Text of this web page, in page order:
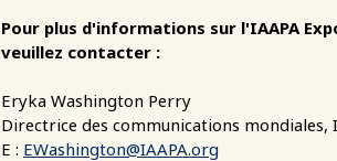
Pour plus d'informations sur l'IAAPA
veuillez contacter :
Eryka Washington Perry
Directrice des communications mondiales,
E : EWashington@IAAPA.org